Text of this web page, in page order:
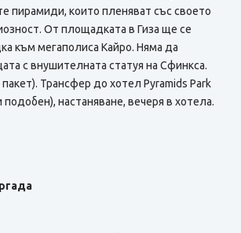
пирамиди, които пленяват със своето
От площадката в Гиза ще се
към мегаполиса Кайро. Няма да
с внушителната статуя на Сфинкса.
Трансфер до хотел Pyramids Park
настаняване, вечеря в хотела.